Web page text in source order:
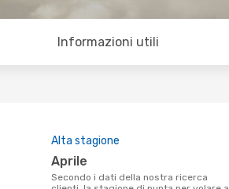
Informazioni utili
Alta stagione
aprile
Secondo i dati della nostra ricerca